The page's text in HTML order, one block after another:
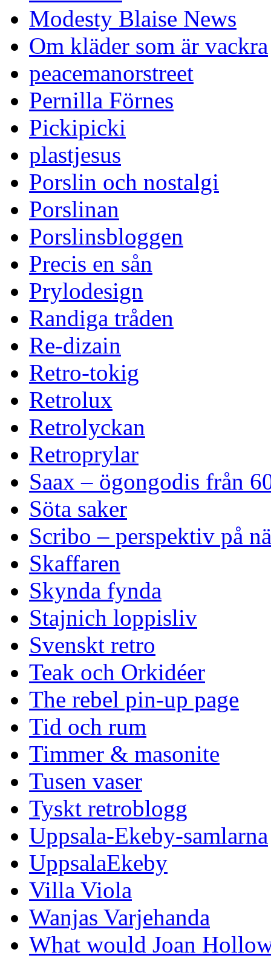
Modesty Blaise News
Om kläder som är vackra
peacemanorstreet
Pernilla Förnes
Pickipicki
plastjesus
Porslin och nostalgi
Porslinan
Porslinsbloggen
Precis en sån
Prylodesign
Randiga tråden
Re-dizain
Retro-tokig
Retrolux
Retrolyckan
Retroprylar
Saax – ögongodis från
Söta saker
Scribo – perspektiv på
Skaffaren
Skynda fynda
Stajnich loppisliv
Svenskt retro
Teak och Orkidéer
The rebel pin-up page
Tid och rum
Timmer & masonite
Tusen vaser
Tyskt retroblogg
Uppsala-Ekeby-samlarna
UppsalaEkeby
Villa Viola
Wanjas Varjehanda
What would Joan